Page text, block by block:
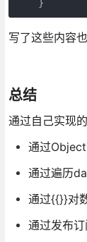
写了这些内容
总结
通过自己实现
通过
通过遍历
通过{{}}对
通过发布